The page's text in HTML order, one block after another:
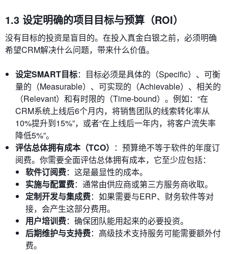
1.3 设定明确的项目目标与预算（ROI）
没有目标的投资是盲目的。在投入真金白银之前，必须明确
希望CRM解决什么问题，带来什么价值。
设定SMART目标：目标必须是具体的（Specific）、可衡
量的（Measurable）、可实现的（Achievable）、相关的
（Relevant）和有时限的（Time-bound）。例如：“在
CRM系统上线后6个月内，将销售团队的线索转化率从
10%提升到15%”，或者“在上线后一年内，将客户流失率
降低5%”。
评估总体拥有成本（TCO） ：预算绝不等于软件的年度订
阅费。你需要全面评估总体拥有成本，它至少应包括：
软件订阅费：这是最显性的成本。
实施与配置费：通常由供应商或第三方服务商收取。
定制开发与集成费：如果需要与ERP、财务软件等对
接，会产生这部分费用。
用户培训费：确保团队能用起来的必要投资。
后期维护与支持费：高级技术支持服务可能需要额外付
费。